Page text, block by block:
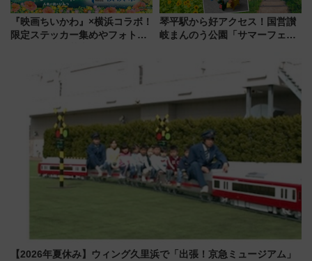
『映画ちいかわ』×横浜コラボ！
限定ステッカー集めやフォトス
いを満喫しよう（花火鑑賞会応
募は7/12まで！）
琴平駅から好アクセス！国営讃
岐まんのう公園「サマーフェス
ブトムシに楽しいがいっぱい
【2026年夏休み】ウィング久里浜で「出張！京急ミュージアム」